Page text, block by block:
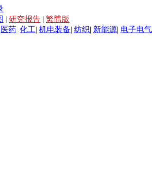
| 研究报告 | 繁體版
医药| 化工| 机电装备| 纺织| 新能源| 电子电气